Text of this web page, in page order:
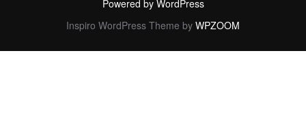
Powered by WordPress
Inspiro WordPress Theme by WPZOOM